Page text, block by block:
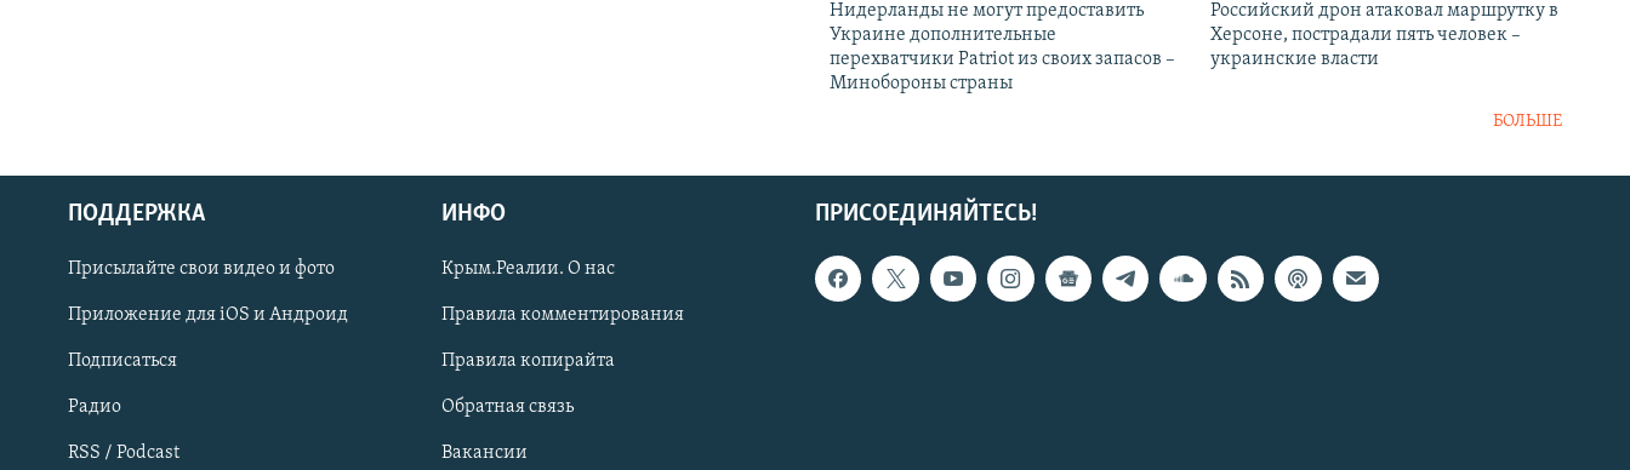
Українською
Qırımtatar
ПРИСОЕДИНЯЙТЕСЬ!
Нидерланды не могут предоставить
Украине дополнительные
перехватчики Patriot из своих запасов –
Минобороны страны
Российский дрон атаковал маршрутку в
Херсоне, пострадали пять человек –
украинские власти
БОЛЬШЕ
ПРИСОЕДИНЯЙТЕСЬ!
ПОДДЕРЖКА
Присылайте свои видео и фото
Приложение для iOS и Андроид
Подписаться
Радио
RSS / Podcast
ИНФО
Крым.Реалии. О нас
Правила комментирования
Правила копирайта
Обратная связь
Вакансии